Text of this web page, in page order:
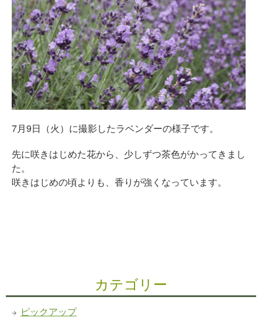
7月9日（火）に撮影したラベンダーの様子です。
先に咲きはじめた花から、少しずつ茶色がかってきまし
た。
咲きはじめの頃よりも、香りが強くなっています。
カテゴリー
ピックアップ